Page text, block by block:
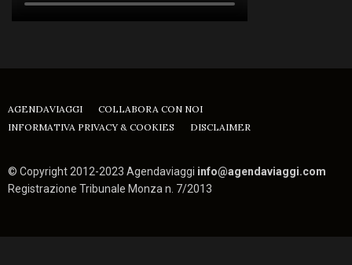
AGENDAVIAGGI
COLLABORA CON NOI
INFORMATIVA PRIVACY & COOKIES
DISCLAIMER
© Copyright 2012-2023 Agendaviaggi info@agendaviaggi.com
Registrazione Tribunale Monza n. 7/2013